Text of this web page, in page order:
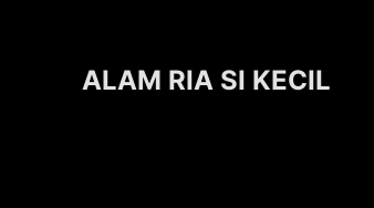
ALAM RIA SI KECIL